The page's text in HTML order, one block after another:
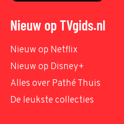
Nieuw op TVgids.nl
Nieuw op Netflix
Nieuw op Disney+
Alles over Pathé Thuis
De leukste collecties